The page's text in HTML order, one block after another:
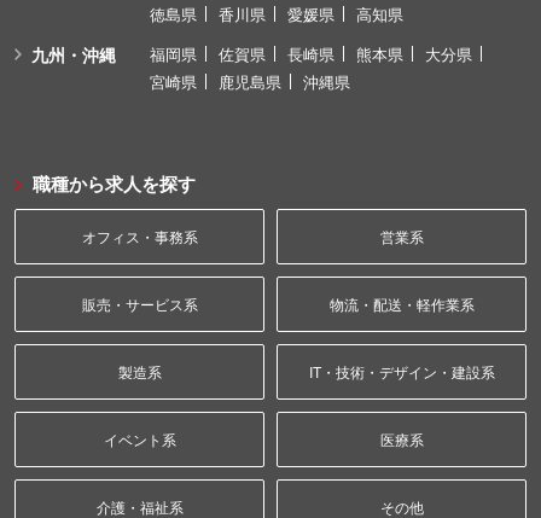
徳島県
香川県 愛媛県 高知県
九州・沖縄 福岡県 佐賀県 長崎県 熊本県
大分県
宮崎県
鹿児島県 沖縄県
職種から求人を探す
オフィス・事務系 営業系
販売・サービス系 物流・配送・軽作業系
製造系 IT・技術・デザイン・建設系
イベント系 医療系
介護・福祉系 その他